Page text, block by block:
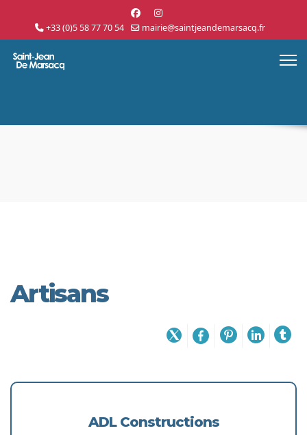
+33 (0)5 58 77 70 54 mairie@saintjeandemarsacq.fr
Artisans
ADL Constructions